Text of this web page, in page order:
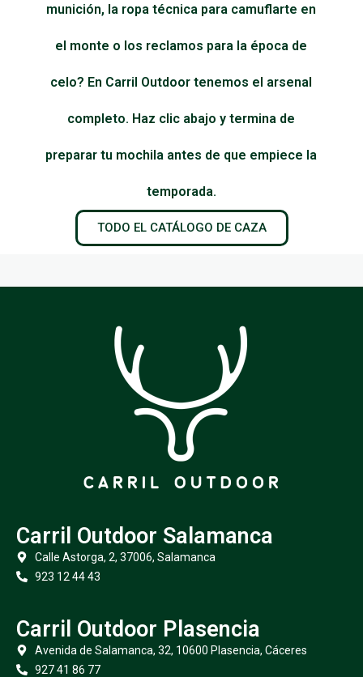
munición, la ropa técnica para camuflarte en
el monte o los reclamos para la época de
celo? En Carril Outdoor tenemos el arsenal
completo. Haz clic abajo y termina de
preparar tu mochila antes de que empiece la
temporada.
TODO EL CATÁLOGO DE CAZA
Carril Outdoor Salamanca
Calle Astorga, 2, 37006, Salamanca
923 12 44 43
Carril Outdoor Plasencia
Avenida de Salamanca, 32, 10600 Plasencia, Cáceres
927 41 86 77